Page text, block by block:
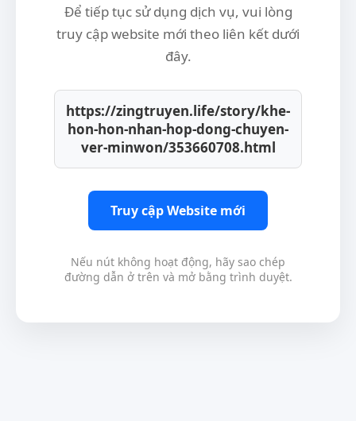
Để tiếp tục sử dụng dịch vụ, vui lòng
truy cập website mới theo liên kết dưới
đây.
https://zingtruyen.life/story/khe-
hon-hon-nhan-hop-dong-chuyen-
ver-minwon/353660708.html
Truy cập Website mới
Nếu nút không hoạt động, hãy sao chép
đường dẫn ở trên và mở bằng trình duyệt.